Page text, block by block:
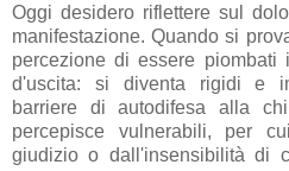
Oggi desidero riflettere sul
manifestazione. Quando si
percezione di essere
d'uscita: si diventa rigidi e
barriere di autodifesa alla
percepisce vulnerabili, per
giudizio o dall'insensibilità di